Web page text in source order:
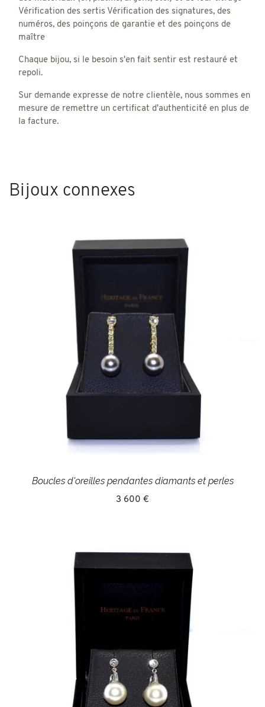
Vérification des sertis Vérification des signatures, des
numéros, des poinçons de garantie et des poinçons de
maître
Chaque bijou, si le besoin s'en fait sentir est restauré et
repoli.
Sur demande expresse de notre clientèle, nous sommes en
mesure de remettre un certificat d'authenticité en plus de
la facture.
Bijoux connexes
Boucles d'oreilles pendantes diamants et perles
3 600 €